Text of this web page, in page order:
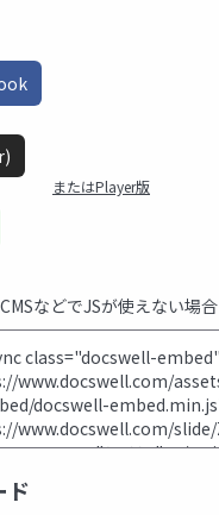
またはPlayer版
などでJSが使えない場合
ド